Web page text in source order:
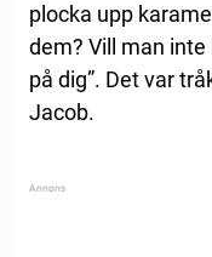
plocka upp
dem? Vill man inte
på dig”. Det var
Jacob.